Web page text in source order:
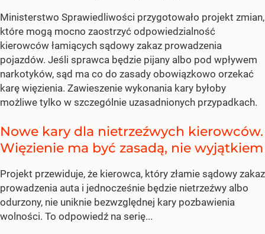
Ministerstwo Sprawiedliwości przygotowało projekt zmian,
które mogą mocno zaostrzyć odpowiedzialność
kierowców łamiących sądowy zakaz prowadzenia
pojazdów. Jeśli sprawca będzie pijany albo pod wpływem
narkotyków, sąd ma co do zasady obowiązkowo orzekać
karę więzienia. Zawieszenie wykonania kary byłoby
możliwe tylko w szczególnie uzasadnionych przypadkach.
Nowe kary dla nietrzeźwych kierowców.
Więzienie ma być zasadą, nie wyjątkiem
Projekt przewiduje, że kierowca, który złamie sądowy zakaz
prowadzenia auta i jednocześnie będzie nietrzeźwy albo
odurzony, nie uniknie bezwzględnej kary pozbawienia
wolności. To odpowiedź na serię...